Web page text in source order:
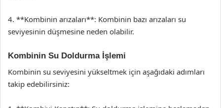
4. **Kombinin arızaları**: Kombinin bazı arızaları su
seviyesinin düşmesine neden olabilir.
Kombinin Su Doldurma İşlemi
Kombinin su seviyesini yükseltmek için aşağıdaki adımları
takip edebilirsiniz: